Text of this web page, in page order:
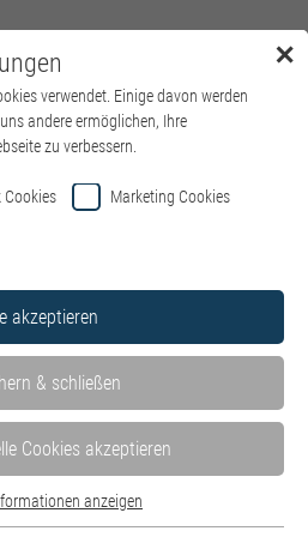
Menü
Jobbörse von
Bezirks
in unseren Kliniken und
in ganz Oberbayern. Mit Klick auf
Sie die dort ausgeschriebenen
filtern.
GmbH finden Sie hier auf
Systems Specialist (m/w/d) –
✕
verwendet. Einige davon werden
andere ermöglichen, Ihre
zu verbessern.
Marketing Cookies
akzeptieren
& schließen
Cookies akzeptieren
anzeigen